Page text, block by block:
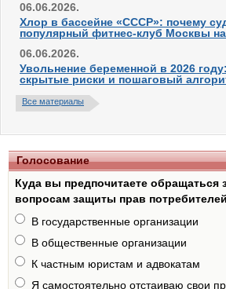
06.06.2026.
Хлор в бассейне «СССР»: почему
популярный фитнес-клуб Москвы на
06.06.2026.
Увольнение беременной в 2026
скрытые риски и пошаговый
Все материалы
Голосование
Куда вы предпочитаете
вопросам защиты прав
В государственные организации
В общественные организации
К частным юристам и адвокатам
Я самостоятельно отстаиваю свои